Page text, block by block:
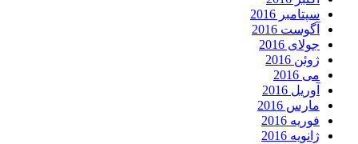
سپتامبر 2016
آگوست 2016
جولای 2016
ژوئن 2016
می 2016
آوریل 2016
مارس 2016
فوریه 2016
ژانویه 2016